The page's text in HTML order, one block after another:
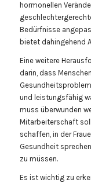
hormonellen
Bedürfnisse
bietet dahingehend
Eine weitere
darin, dass
und leistungsfähig
muss überwunden
Mitarbeiterschaft
schaffen, in der
Gesundheit
zu müssen.
Es ist wichtig zu